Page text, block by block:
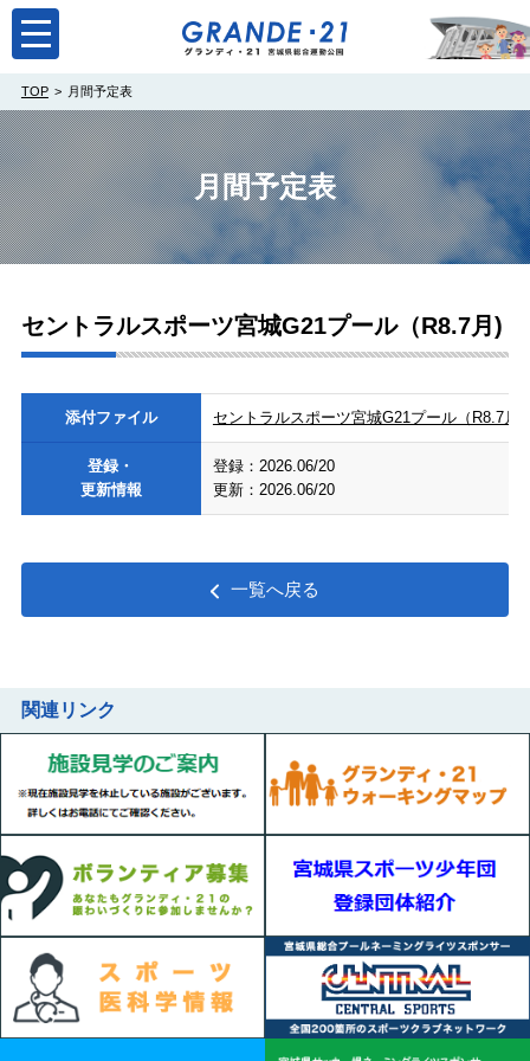
toggle
navigation
TOP 月間予定表
月間予定表
セントラルスポーツ宮城G21プール（R8.7月)
添付ファイル セントラルスポーツ宮城G21プール（R8.7月
登録・
更新情報
登録：2026.06/20
更新：2026.06/20
一覧へ戻る
関連リンク